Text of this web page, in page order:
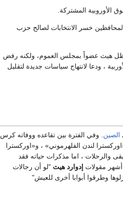
الأوروبية المشتركة.
خسر الانتخابات لصالح حزب
هيث عضواً بمجلس العموم، ولكنه رفض
، ودعا لانتهاج سياسات جديدة لتقليل
الصين . وفي الفترة بين تقاعده ووفاته كرس
لندن الفلهرموني» ، و«اوركسترا
والموسيقى والرحلات ، اما مذكرات حياته فقد
إدوارد هيث "لو أن رجالات
وطرقوا أبوابا أخرى للعيش"